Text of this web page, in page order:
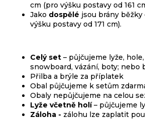
cm (pro výšku postavy od 161
Jako dospělé jsou brány běžky
výšku postavy od 171 cm).
Celý set – půjčujeme lyže,
snowboard, vázání, boty; nebo
Přilba a brýle za příplatek
Obal půjčujeme k setům
Obaly nepůjčujeme na celou
Lyže včetně holí– půjčujeme
Záloha - zálohu lze zaplatit
Původně: